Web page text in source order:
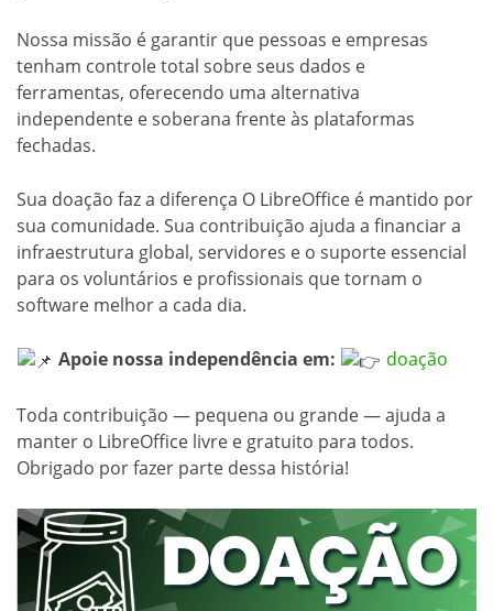
Nossa missão é garantir que pessoas e empresas
tenham controle total sobre seus dados e
ferramentas, oferecendo uma alternativa
independente e soberana frente às plataformas
fechadas.
Sua doação faz a diferença O LibreOffice é mantido por
sua comunidade. Sua contribuição ajuda a financiar a
infraestrutura global, servidores e o suporte essencial
para os voluntários e profissionais que tornam o
software melhor a cada dia.
Apoie nossa independência em: doação
Toda contribuição — pequena ou grande — ajuda a
manter o LibreOffice livre e gratuito para todos.
Obrigado por fazer parte dessa história!